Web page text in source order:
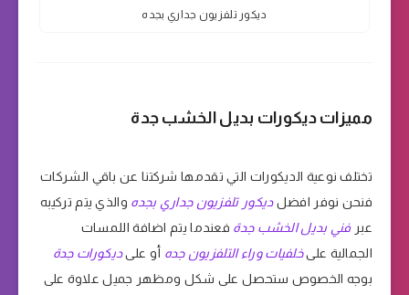
ديكور تلفزيون جداري بجده
مميزات ديكورات بديل الخشب جدة
تختلف نوعية الديكورات التي تقدمها شركتنا عن باقي الشركات
فنحن نوفر افضلديكور تلفزيون جداري بجده والذي يتم تركيبه
عبر فني بديل الخشب جدة فعندما يتم اضافة اللمسات
الجمالية علىخلفيات وراء التلفزيون جده أو علىديكورات جدة
بوجه الخصوص ستحصل على شكل ومظهر جميل علاوة على